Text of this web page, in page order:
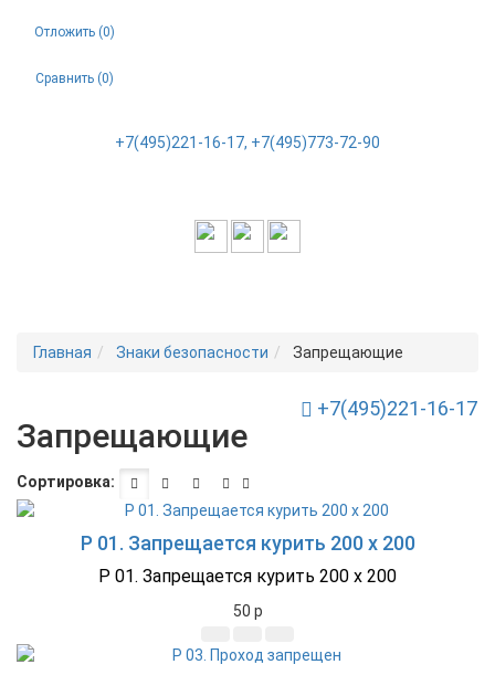
Отложить (0)
Сравнить (0)
+7(495)221-16-17, +7(495)773-72-90
+7(495)221-16-17
Toggle Navigation
Главная Знаки безопасности Запрещающие
Запрещающие
Сортировка:
P 01. Запрещается курить 200 x 200
P 01. Запрещается курить 200 x 200
50 p